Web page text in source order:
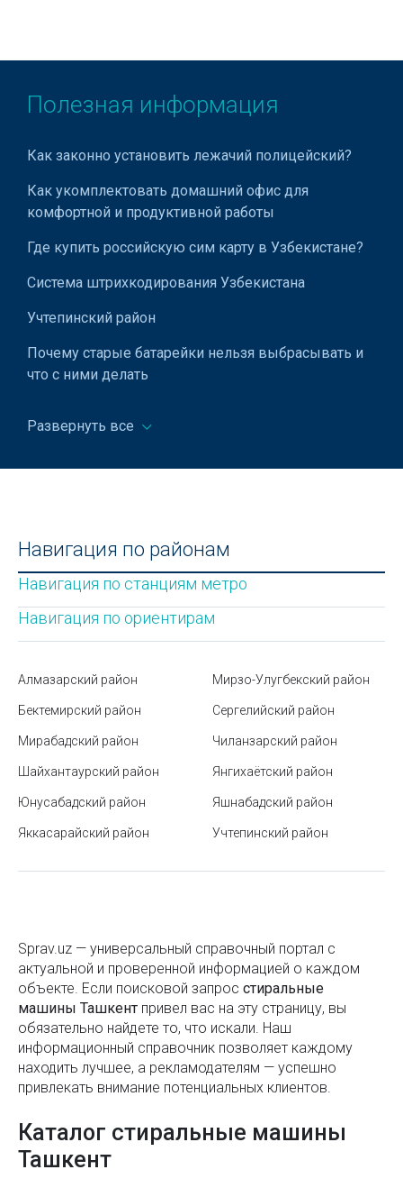
Полезная информация
Как законно установить лежачий полицейский?
Как укомплектовать домашний офис для
комфортной и продуктивной работы
Где купить российскую сим карту в Узбекистане?
Система штрихкодирования Узбекистана
Учтепинский район
Почему старые батарейки нельзя выбрасывать и
что с ними делать
Этические аспекты работы тайного покупателя
Какие бывают виды соли
Станция метро Хамида Алимджана
Норма шагов в день
Платные парковки в Ташкенте: правила, тарифы и
как пользоваться
Международная система единиц (СИ)
Как правильно выбрасывать старые вещи, чтобы
притянуть счастье и удачу в свою жизнь
автомобиля
Яккасарайский район
Карта Ташкента
Центральный парк им. Мирзо Улугбека в Ташкенте
(Central Park или бывш. Тельмана)
Государственный музей прикладного искусства
Узбекистана
Развернуть все
Навигация по районам
Навигация по станциям метро
Навигация по ориентирам
Алмазарский район
Бектемирский район
Мирабадский район
Мирзо-Улугбекский район
Сергелийский район
Чиланзарский район
Шайхантаурский район
Юнусабадский район
Яккасарайский район
Янгихаётский район
Яшнабадский район
Учтепинский район
Sprav.uz — универсальный справочный портал с
актуальной и проверенной информацией о каждом
объекте. Если поисковой запроc стиральные
машины Ташкент привел вас на эту страницу, вы
обязательно найдете то, что искали. Наш
информационный справочник позволяет каждому
находить лучшее, а рекламодателям — успешно
привлекать внимание потенциальных клиентов.
Каталог стиральные машины
Ташкент